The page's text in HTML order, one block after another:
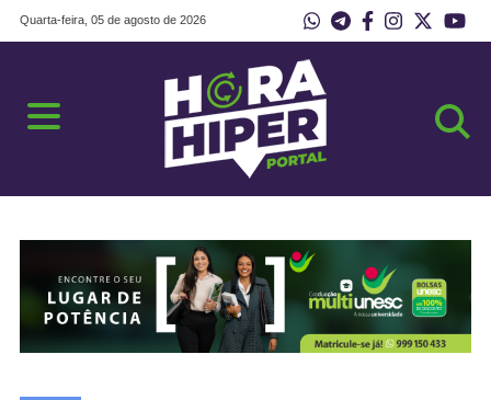
Quarta-feira, 05 de agosto de 2026